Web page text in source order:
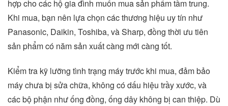
hợp cho các hộ gia đình muốn mua sản phẩm tầm trung.
Khi mua, bạn nên lựa chọn các thương hiệu uy tín như
Panasonic, Daikin, Toshiba, và Sharp, đồng thời ưu tiên
sản phẩm có năm sản xuất càng mới càng tốt.
Kiểm tra kỹ lưỡng tình trạng máy trước khi mua, đảm bảo
máy chưa bị sửa chữa, không có dấu hiệu trầy xước, và
các bộ phận như ống đồng, ống dây không bị can thiệp. Dù